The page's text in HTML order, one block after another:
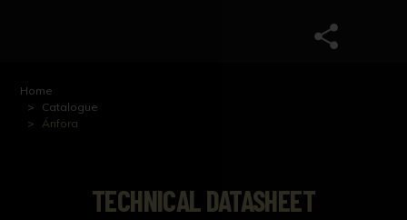
Home
Catalogue
Ánfora
TECHNICAL DATASHEET